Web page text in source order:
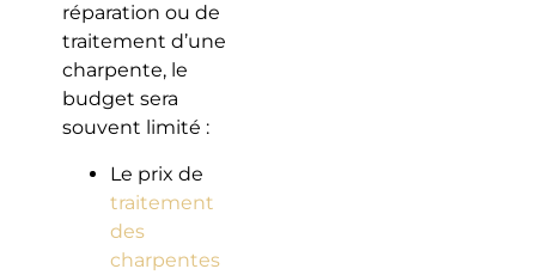
réparation ou de
traitement d’une
charpente, le
budget sera
souvent limité :
Le prix de
traitement
des
charpentes